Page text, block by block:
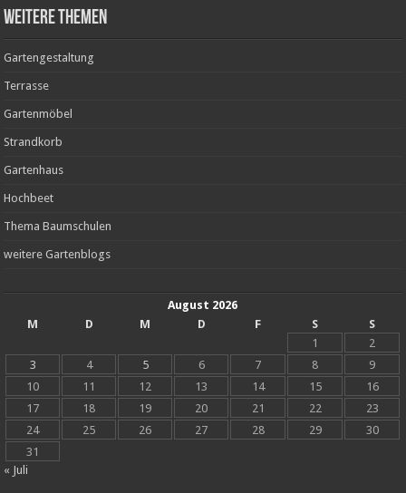
weitere Themen
Gartengestaltung
Terrasse
Gartenmöbel
Strandkorb
Gartenhaus
Hochbeet
Thema Baumschulen
weitere Gartenblogs
August 2026
M
D M D F S
S
1
2
3
4 5 6 7 8
9
10
11 12 13 14 15
16
17
18 19 20 21 22
23
24
25 26 27 28 29
30
31
« Juli